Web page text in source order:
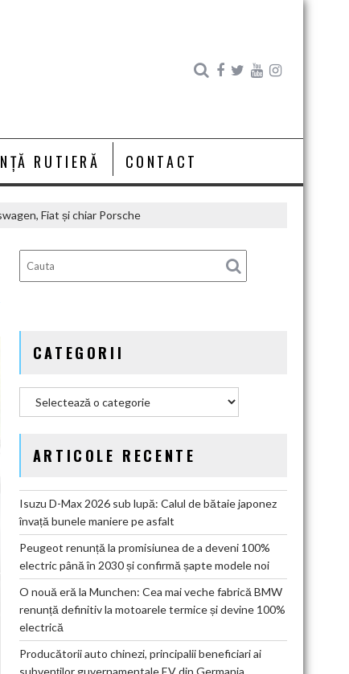
RUTIERĂ CONTACT
Fiat și chiar Porsche
CATEGORII
ARTICOLE RECENTE
Isuzu D-Max 2026 sub lupă: Calul de bătaie japonez
învață bunele maniere pe asfalt
Peugeot renunță la promisiunea de a deveni 100%
electric până în 2030 și confirmă șapte modele noi
O nouă eră la Munchen: Cea mai veche fabrică BMW
renunță definitiv la motoarele termice și devine 100%
electrică
Producătorii auto chinezi, principalii beneficiari ai
subvenților guvernamentale EV din Germania